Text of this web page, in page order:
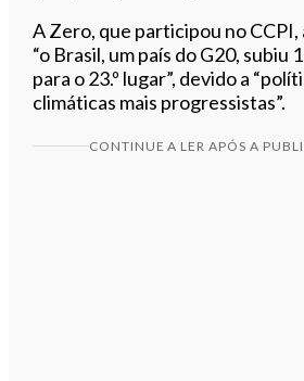
A Zero, que participou no CCPI,
“o Brasil, um país do G20, subiu
para o 23.º lugar”, devido a
climáticas mais progressistas”.
CONTINUE A LER APÓS A